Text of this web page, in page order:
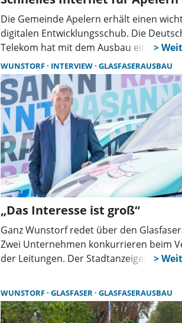
Die Gemeinde Apelern erhält einen
digitalen Entwicklungsschub. Die
Telekom hat mit dem Ausbau eines
leistungsfähigen Glasfasernetzes im
Apelern begonnen. Insgesamt 447
sollen erschlossen und damit 675
zukunftssicherem Glasfaser-Internet
werden.
WUNSTORF INTERVIEW GLASFASERAUSBAU
„Das Interesse ist groß“
Ganz Wunstorf redet über den
Zwei Unternehmen konkurrieren beim
der Leitungen. Der Stadtanzeiger hat
(Rasannnt), Dieter Lindauer.
WUNSTORF GLASFASER GLASFASERAUSBAU